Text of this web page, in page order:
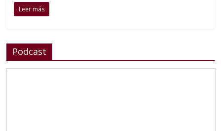
Leer más
Podcast